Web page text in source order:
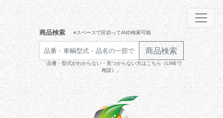
商品検索 ※スペースで区切ってAND検索可能
商品検索
「品番・型式がわからない・見つからない方はこちら（LINEで
相談）」